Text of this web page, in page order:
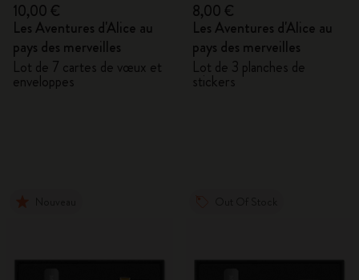
10,00 €
Les Aventures d'Alice au
pays des merveilles
Lot de 7 cartes de vœux et
enveloppes
8,00 €
Les Aventures d'Alice au
pays des merveilles
Lot de 3 planches de
stickers